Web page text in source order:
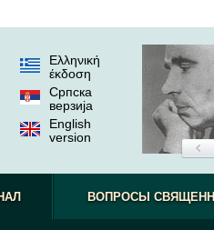
Ελληνική
έκδοση
Српска
верзиjа
English
version
ВОПРОСЫ